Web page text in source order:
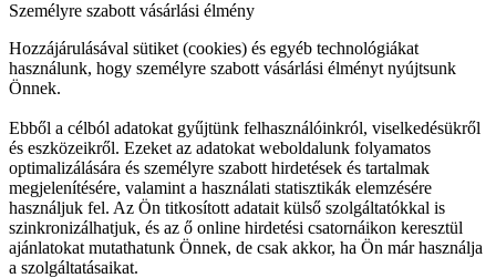
Személyre szabott vásárlási élmény
Hozzájárulásával sütiket (cookies) és egyéb technológiákat
használunk, hogy személyre szabott vásárlási élményt nyújtsunk
Önnek.
Ebből a célból adatokat gyűjtünk felhasználóinkról, viselkedésükről
és eszközeikről. Ezeket az adatokat weboldalunk folyamatos
optimalizálására és személyre szabott hirdetések és tartalmak
megjelenítésére, valamint a használati statisztikák elemzésére
használjuk fel. Az Ön titkosított adatait külső szolgáltatókkal is
szinkronizálhatjuk, és az ő online hirdetési csatornáikon keresztül
ajánlatokat mutathatunk Önnek, de csak akkor, ha Ön már használja
a szolgáltatásaikat.